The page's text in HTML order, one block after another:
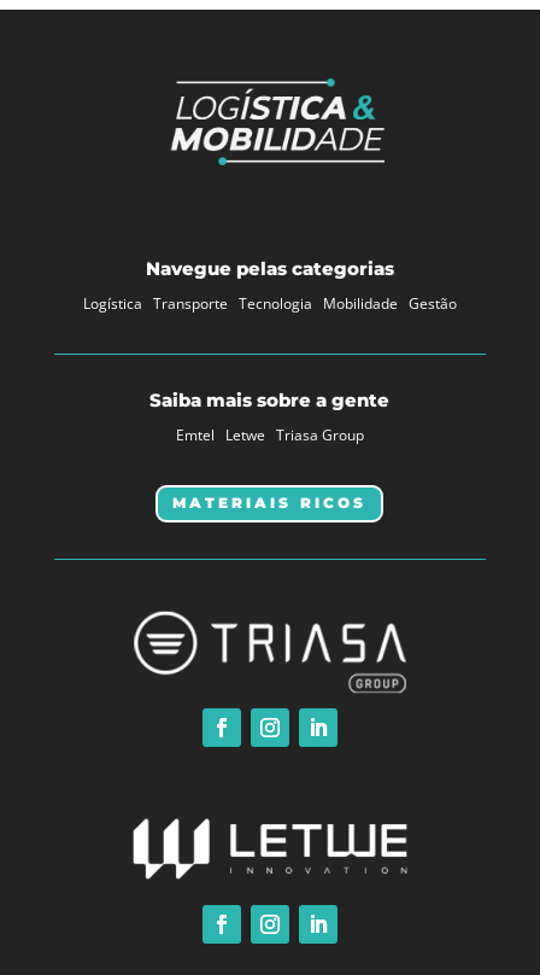
Navegue pelas categorias
Logística Transporte Tecnologia Mobilidade Gestão
Saiba mais sobre a gente
Emtel Letwe Triasa Group
MATERIAIS RICOS